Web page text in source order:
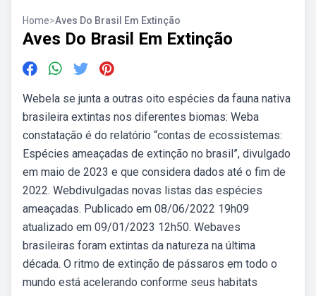
Home>Aves Do Brasil Em Extinção
Aves Do Brasil Em Extinção
Webela se junta a outras oito espécies da fauna nativa
brasileira extintas nos diferentes biomas: Weba
constatação é do relatório “contas de ecossistemas:
Espécies ameaçadas de extinção no brasil”, divulgado
em maio de 2023 e que considera dados até o fim de
2022. Webdivulgadas novas listas das espécies
ameaçadas. Publicado em 08/06/2022 19h09
atualizado em 09/01/2023 12h50. Webaves
brasileiras foram extintas da natureza na última
década. O ritmo de extinção de pássaros em todo o
mundo está acelerando conforme seus habitats